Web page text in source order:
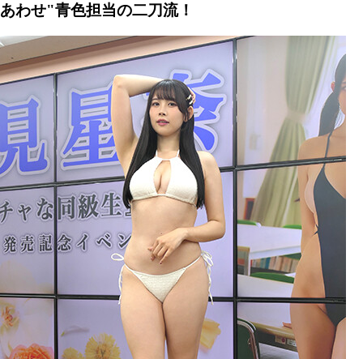
あわせ"青色担当の二刀流！